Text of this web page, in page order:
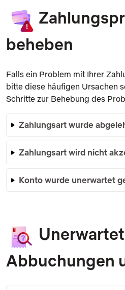
beheben
Falls ein Problem mit Ihrer
bitte diese häufigen Ursachen
Schritte zur Behebung des
Zahlungsart wurde
Zahlungsart wird nicht
Konto wurde unerwartet
Abbuchungen